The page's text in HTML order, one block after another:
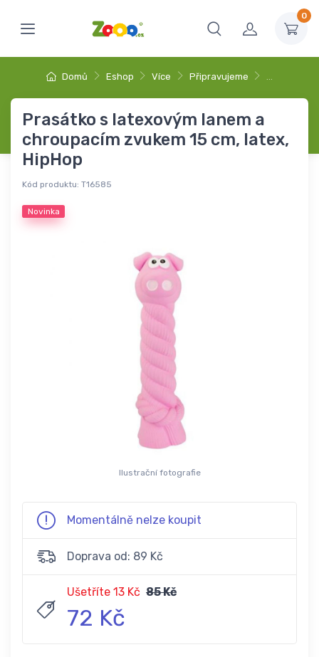
0
Domů Eshop Více Připravujeme …
Prasátko s latexovým lanem a
chroupacím zvukem 15 cm, latex,
HipHop
Kód produktu: T16585
Novinka
Ilustrační fotografie
Momentálně nelze koupit
Doprava od: 89 Kč
Ušetříte 13 Kč 85 Kč
72 Kč